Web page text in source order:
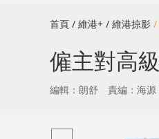
首頁 / 維港+ / 維港掠影 /
僱主對高
編輯：朗舒 責編：海源